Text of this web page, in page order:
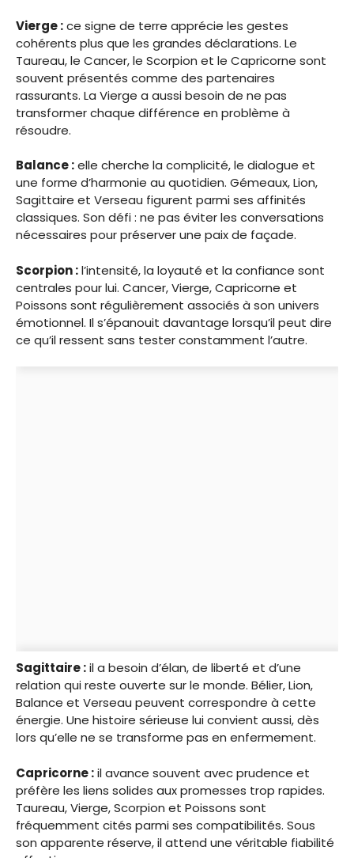
Vierge :ce signe de terre apprécie les gestes
cohérents plus que les grandes déclarations. Le
Taureau, le Cancer, le Scorpion et le Capricorne sont
souvent présentés comme des partenaires
rassurants. La Vierge a aussi besoin de ne pas
transformer chaque différence en problème à
résoudre.
Balance :elle cherche la complicité, le dialogue et
une forme d’harmonie au quotidien. Gémeaux, Lion,
Sagittaire et Verseau figurent parmi ses affinités
classiques. Son défi : ne pas éviter les conversations
nécessaires pour préserver une paix de façade.
Scorpion :l’intensité, la loyauté et la confiance sont
centrales pour lui. Cancer, Vierge, Capricorne et
Poissons sont régulièrement associés à son univers
émotionnel. Il s’épanouit davantage lorsqu’il peut dire
ce qu’il ressent sans tester constamment l’autre.
Sagittaire :il a besoin d’élan, de liberté et d’une
relation qui reste ouverte sur le monde. Bélier, Lion,
Balance et Verseau peuvent correspondre à cette
énergie. Une histoire sérieuse lui convient aussi, dès
lors qu’elle ne se transforme pas en enfermement.
Capricorne :il avance souvent avec prudence et
préfère les liens solides aux promesses trop rapides.
Taureau, Vierge, Scorpion et Poissons sont
fréquemment cités parmi ses compatibilités. Sous
son apparente réserve, il attend une véritable fiabilité